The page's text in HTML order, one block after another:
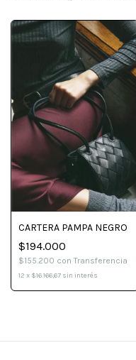
CARTERA PAMPA NEGRO
$194.000
$155.200 con Transferencia
12 x $16.166,67 sin interés